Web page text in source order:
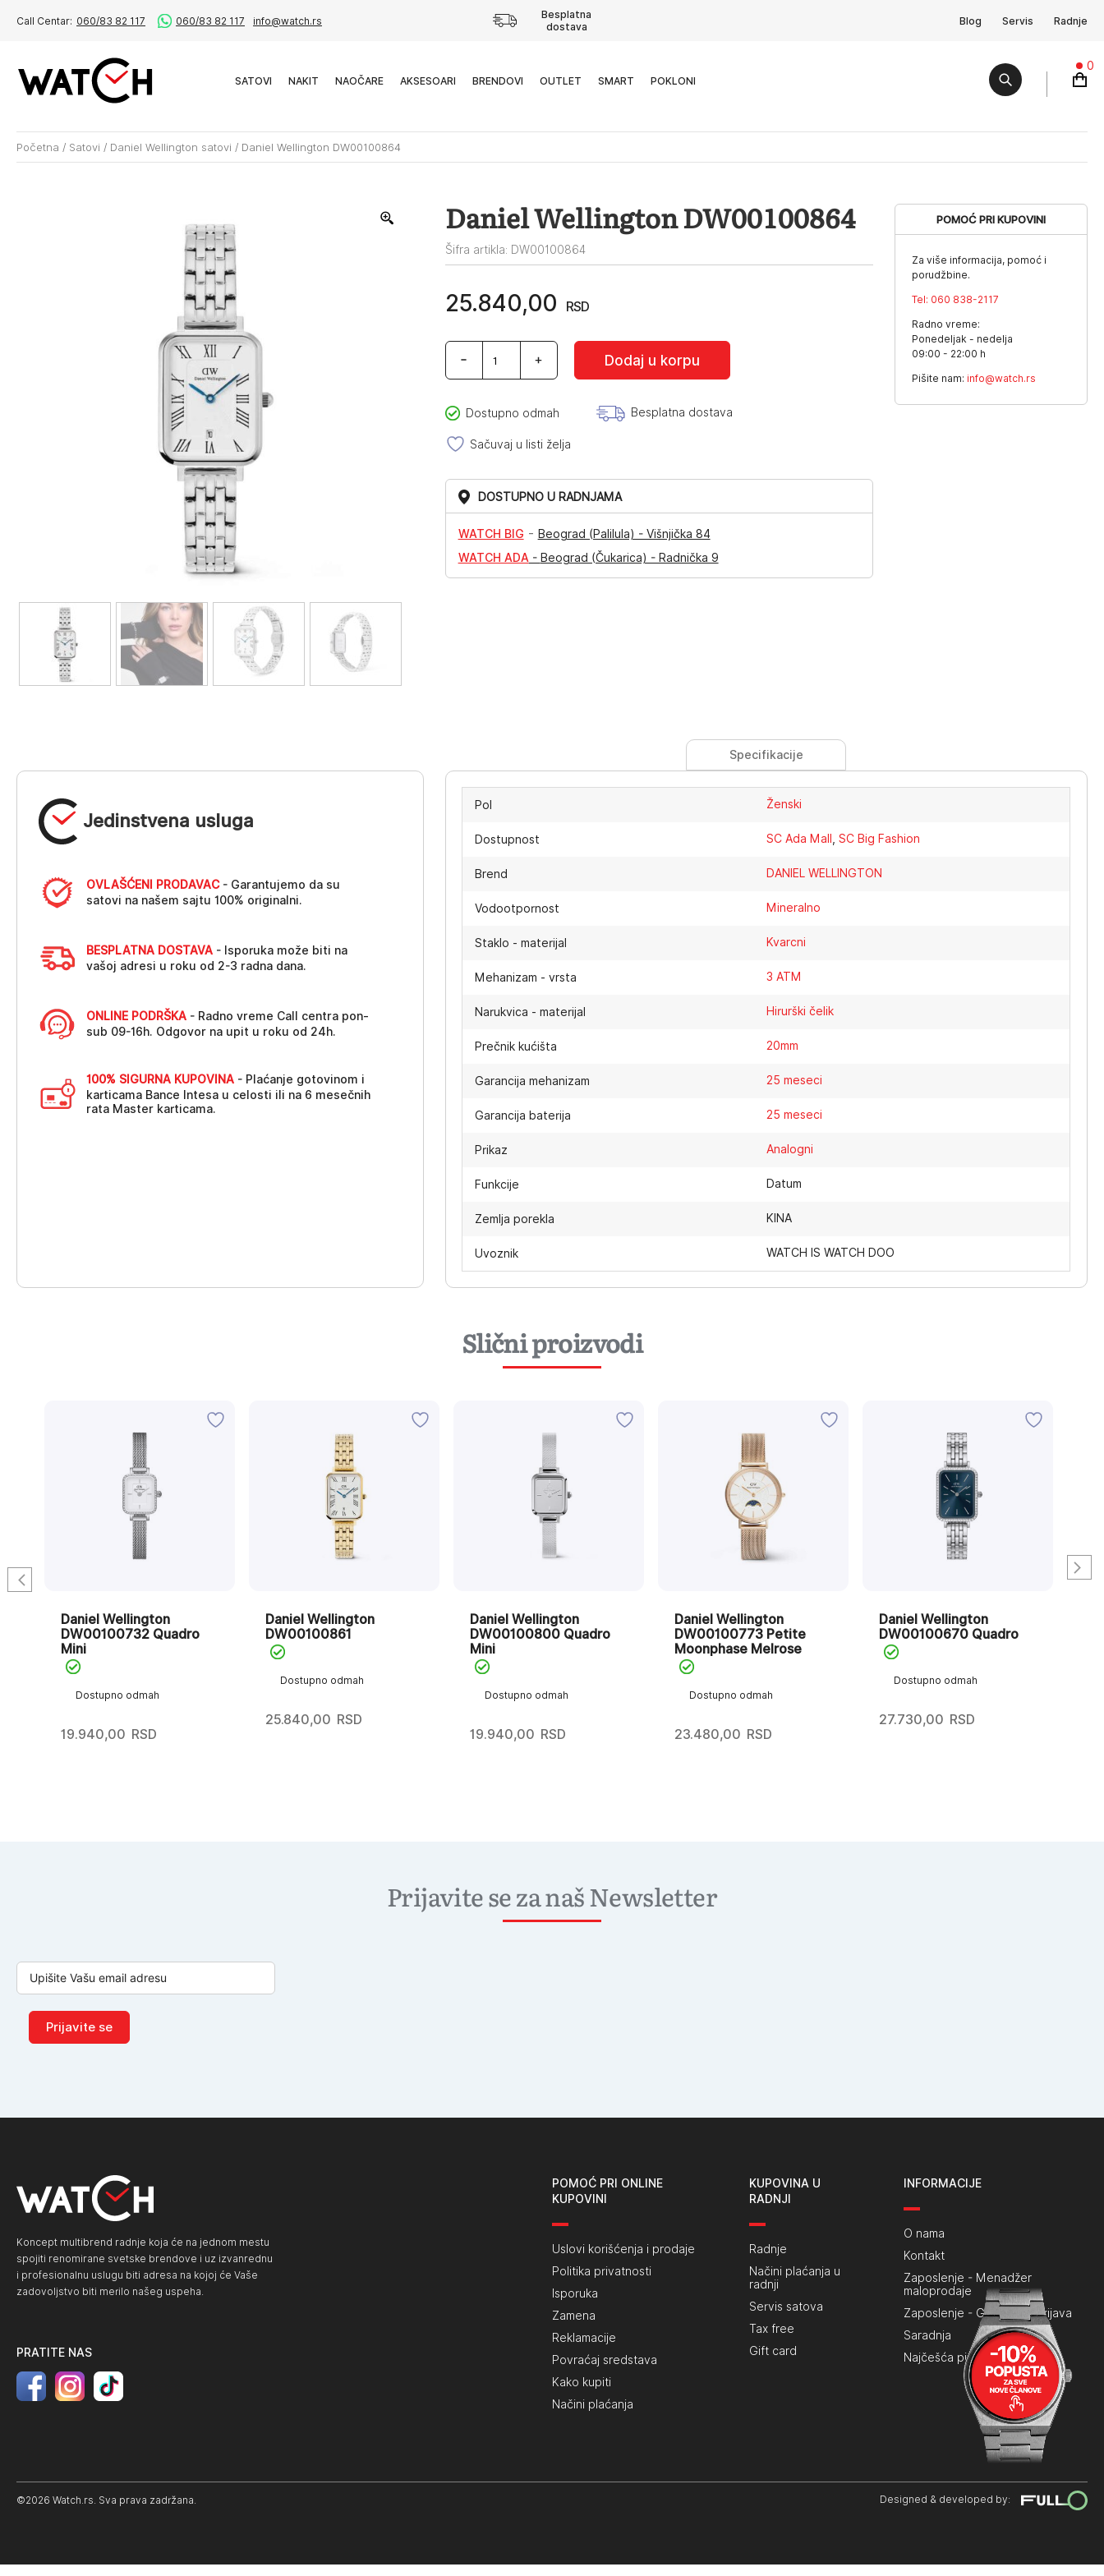
Call Centar: 060/83 82 117 060/83 82 117 info@watch.rs
Besplatna
dostava
Blog Servis Radnje
SATOVI NAKIT NAOČARE AKSESOARI BRENDOVI OUTLET SMART POKLONI
0
Početna / Satovi / Daniel Wellington satovi / Daniel Wellington DW00100864
Daniel Wellington DW00100864
Šifra artikla: DW00100864
25.840,00 RSD
Daniel
Wellington
DW00100864
Dodaj u korpu
Dostupno odmah Besplatna dostava
Sačuvaj u listi želja
DOSTUPNO U RADNJAMA
WATCH BIG - Beograd (Palilula) - Višnjička 84
WATCH ADA - Beograd (Čukarica) - Radnička 9
POMOĆ PRI KUPOVINI
Za više informacija, pomoć i
porudžbine.
Tel: 060 838-2117
Radno vreme:
Ponedeljak - nedelja
09:00 - 22:00 h
Pišite nam: info@watch.rs
Jedinstvena usluga
OVLAŠĆENI PRODAVAC- Garantujemo da su
satovi na našem sajtu 100% originalni.
BESPLATNA DOSTAVA - Isporuka može biti na
vašoj adresi u roku od 2-3 radna dana.
ONLINE PODRŠKA - Radno vreme Call centra pon-
sub 09-16h. Odgovor na upit u roku od 24h.
100% SIGURNA KUPOVINA - Plaćanje gotovinom i
karticama Bance Intesa u celosti ili na 6 mesečnih
rata Master karticama.
Specifikacije
Pol Ženski
Dostupnost SC Ada Mall ,SC Big Fashion
Brend DANIEL WELLINGTON
Vodootpornost Mineralno
Staklo - materijal Kvarcni
Mehanizam - vrsta 3 ATM
Narukvica - materijal Hirurški čelik
Prečnik kućišta 20mm
Garancija mehanizam 25 meseci
Garancija baterija 25 meseci
Prikaz Analogni
Funkcije Datum
Zemlja porekla KINA
Uvoznik WATCH IS WATCH DOO
Slični proizvodi
Dostupno odmah
Daniel Wellington
DW00100732 Quadro
Mini
19.940,00 RSD
Dostupno odmah
Daniel Wellington
DW00100861
25.840,00 RSD
Dostupno odmah
Daniel Wellington
DW00100800 Quadro
Mini
19.940,00 RSD
Dostupno odmah
Daniel Wellington
DW00100773 Petite
Moonphase Melrose
23.480,00 RSD
Dostupno odmah
Daniel Wellington
DW00100670 Quadro
27.730,00 RSD
Prijavite se za naš Newsletter
Prijavite se
Koncept multibrend radnje koja će na jednom mestu
spojiti renomirane svetske brendove i uz izvanrednu
i profesionalnu uslugu biti adresa na kojoj će Vaše
zadovoljstvo biti merilo našeg uspeha.
PRATITE NAS
POMOĆ PRI ONLINE
KUPOVINI
Uslovi korišćenja i prodaje
Politika privatnosti
Isporuka
Zamena
Reklamacije
Povraćaj sredstava
Kako kupiti
Načini plaćanja
KUPOVINA U
RADNJI
Radnje
Načini plaćanja u
radnji
Servis satova
Tax free
Gift card
INFORMACIJE
O nama
Kontakt
Zaposlenje - Menadžer
maloprodaje
Zaposlenje - Generalna prijava
Saradnja
Najčešća pitanja
©2026 Watch.rs. Sva prava zadržana. Designed & developed by: